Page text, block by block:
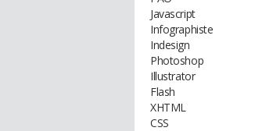
Javascript
Infographiste
Indesign
Photoshop
Illustrator
Flash
XHTML
CSS